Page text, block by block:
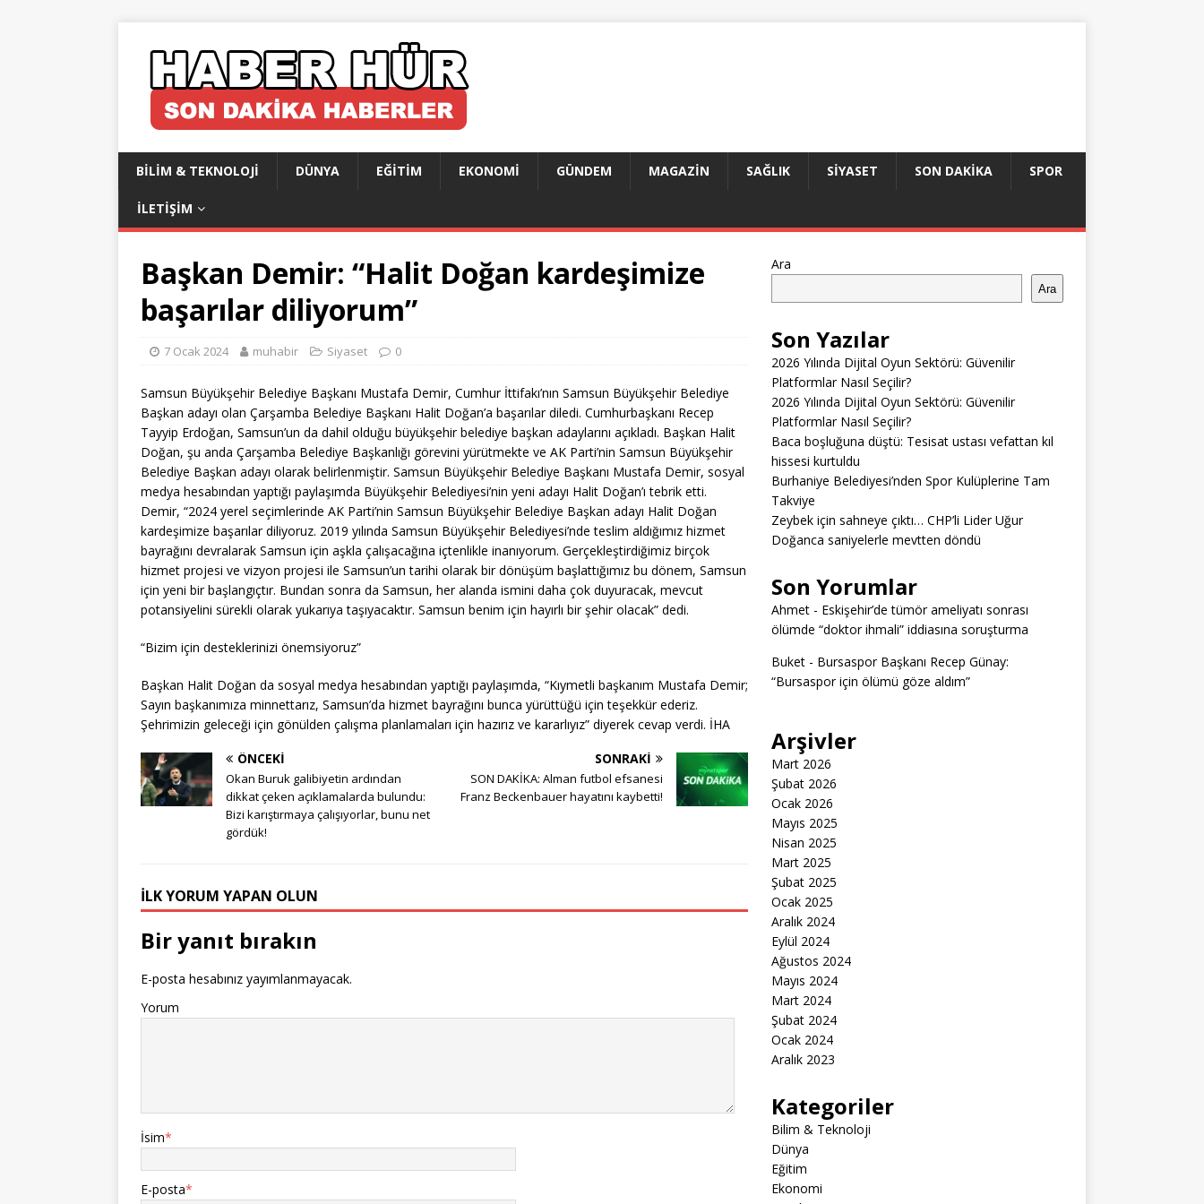
BILIM & TEKNOLOJI DÜNYA EĞITIM EKONOMI GÜNDEM MAGAZIN SAĞLIK SIYASET SON DAKIKA SPOR
İLETIŞIM
Başkan Demir: “Halit Doğan kardeşimize
başarılar diliyorum”
7 Ocak 2024 muhabir Siyaset 0
Samsun Büyükşehir Belediye Başkanı Mustafa Demir, Cumhur İttifakı’nın Samsun Büyükşehir Belediye
Başkan adayı olan Çarşamba Belediye Başkanı Halit Doğan’a başarılar diledi. Cumhurbaşkanı Recep
Tayyip Erdoğan, Samsun’un da dahil olduğu büyükşehir belediye başkan adaylarını açıkladı. Başkan Halit
Doğan, şu anda Çarşamba Belediye Başkanlığı görevini yürütmekte ve AK Parti’nin Samsun Büyükşehir
Belediye Başkan adayı olarak belirlenmiştir. Samsun Büyükşehir Belediye Başkanı Mustafa Demir, sosyal
medya hesabından yaptığı paylaşımda Büyükşehir Belediyesi’nin yeni adayı Halit Doğan’ı tebrik etti.
Demir, “2024 yerel seçimlerinde AK Parti’nin Samsun Büyükşehir Belediye Başkan adayı Halit Doğan
kardeşimize başarılar diliyoruz. 2019 yılında Samsun Büyükşehir Belediyesi’nde teslim aldığımız hizmet
bayrağını devralarak Samsun için aşkla çalışacağına içtenlikle inanıyorum. Gerçekleştirdiğimiz birçok
hizmet projesi ve vizyon projesi ile Samsun’un tarihi olarak bir dönüşüm başlattığımız bu dönem, Samsun
için yeni bir başlangıçtır. Bundan sonra da Samsun, her alanda ismini daha çok duyuracak, mevcut
potansiyelini sürekli olarak yukarıya taşıyacaktır. Samsun benim için hayırlı bir şehir olacak” dedi.
“Bizim için desteklerinizi önemsiyoruz”
Başkan Halit Doğan da sosyal medya hesabından yaptığı paylaşımda, “Kıymetli başkanım Mustafa Demir;
Sayın başkanımıza minnettarız, Samsun’da hizmet bayrağını bunca yürüttüğü için teşekkür ederiz.
Şehrimizin geleceği için gönülden çalışma planlamaları için hazırız ve kararlıyız” diyerek cevap verdi. İHA
ÖNCEKI
Okan Buruk galibiyetin ardından
dikkat çeken açıklamalarda bulundu:
Bizi karıştırmaya çalışıyorlar, bunu net
gördük!
SONRAKI
SON DAKİKA: Alman futbol efsanesi
Franz Beckenbauer hayatını kaybetti!
İLK YORUM YAPAN OLUN
Bir yanıt bırakın
E-posta hesabınız yayımlanmayacak.
Yorum
İsim*
E-posta*
Ara
Ara
Son Yazılar
2026 Yılında Dijital Oyun Sektörü: Güvenilir
Platformlar Nasıl Seçilir?
2026 Yılında Dijital Oyun Sektörü: Güvenilir
Platformlar Nasıl Seçilir?
Baca boşluğuna düştü: Tesisat ustası vefattan kıl
hissesi kurtuldu
Burhaniye Belediyesi’nden Spor Kulüplerine Tam
Takviye
Zeybek için sahneye çıktı… CHP’li Lider Uğur
Doğanca saniyelerle mevtten döndü
Son Yorumlar
Ahmet- Eskişehir’de tümör ameliyatı sonrası
ölümde “doktor ihmali” iddiasına soruşturma
Buket- Bursaspor Başkanı Recep Günay:
“Bursaspor için ölümü göze aldım”
Arşivler
Mart 2026
Şubat 2026
Ocak 2026
Mayıs 2025
Nisan 2025
Mart 2025
Şubat 2025
Ocak 2025
Aralık 2024
Eylül 2024
Ağustos 2024
Mayıs 2024
Mart 2024
Şubat 2024
Ocak 2024
Aralık 2023
Kategoriler
Bilim & Teknoloji
Dünya
Eğitim
Ekonomi